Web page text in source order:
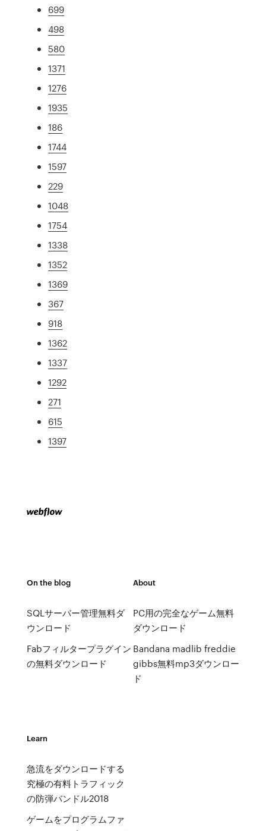
699
498
580
1371
1276
1935
186
1744
1597
229
1048
1754
1338
1352
1369
367
918
1362
1337
1292
271
615
1397
On the blog
SQLサーバー管理無料ダ
ウンロード
Fabフィルタープラグイン
の無料ダウンロード
About
PC用の完全なゲーム無料
ダウンロード
Bandana madlib freddie
gibbs無料mp3ダウンロー
ド
Learn
急流をダウンロードする
究極の有料トラフィック
の防弾バンドル2018
ゲームをプログラムファ